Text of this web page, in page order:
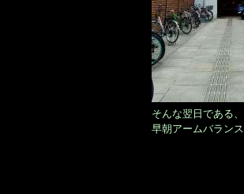
そんな翌日である
早朝アームバラン